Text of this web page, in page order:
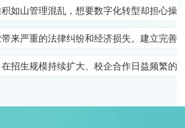
如山管理混乱，想要数字化转型却担心操
严重的法律纠纷和经济损失。建立完
生规模持续扩大、校企合作日益频繁